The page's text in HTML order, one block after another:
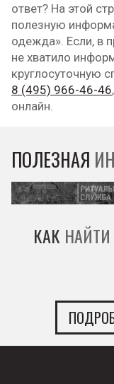
ответ? На этой
полезную
одежда». Если, в
не хватило
круглосуточную
8 (495) 966-46-46
онлайн.
ПОЛЕЗНАЯ
КАК